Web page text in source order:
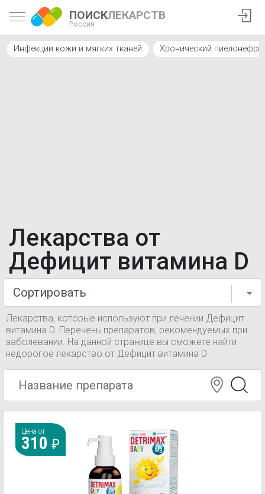
ПОИСКЛЕКАРСТВ
Россия
Инфекции кожи и мягких тканей Хронический
Лекарства от
Дефицит витамина D
Лекарства, которые используют при лечении Дефицит
витамина D. Перечень препаратов, рекомендуемых при
заболевании. На данной странице вы сможете найти
недорогое лекарство от Дефицит витамина D
Цена от
310